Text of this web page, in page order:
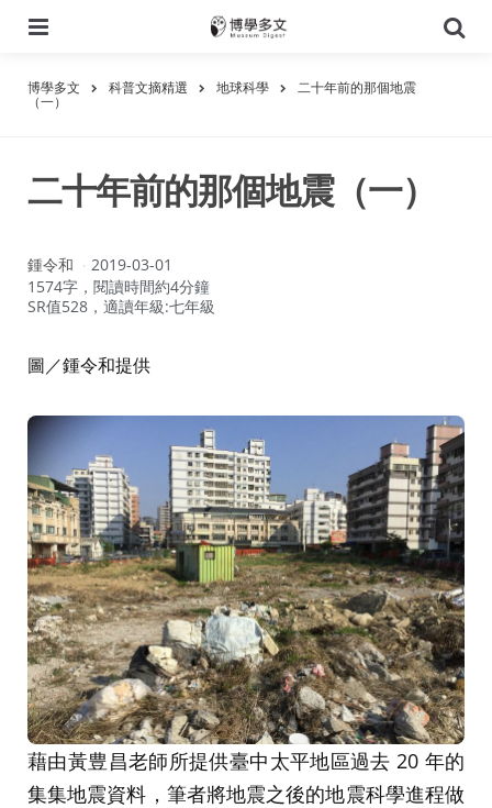
尋
博學多文 科普文摘精選 地球科學 二十年前的那個地震
（一）
二十年前的那個地震（一）
作
者：
鍾令和
2019-03-01
1574字，閱讀時間約4分鐘
SR值528，適讀年級:七年級
圖／鍾令和提供
藉由黃豊昌老師所提供臺中太平地區過去 20 年的
集集地震資料，筆者將地震之後的地震科學進程做